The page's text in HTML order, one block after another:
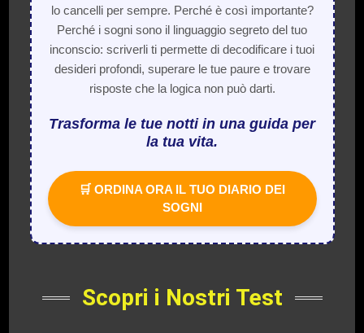
lo cancelli per sempre. Perché è così importante?
Perché i sogni sono il linguaggio segreto del tuo
inconscio: scriverli ti permette di decodificare i tuoi
desideri profondi, superare le tue paure e trovare
risposte che la logica non può darti.
Trasforma le tue notti in una guida per
la tua vita.
🛒 ORDINA ORA IL TUO DIARIO DEI
SOGNI
Scopri i Nostri Test